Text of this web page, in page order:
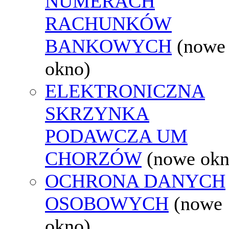
RACHUNKÓW
BANKOWYCH (nowe
okno)
ELEKTRONICZNA
SKRZYNKA
PODAWCZA UM
CHORZÓW (nowe
OCHRONA DANYCH
OSOBOWYCH (nowe